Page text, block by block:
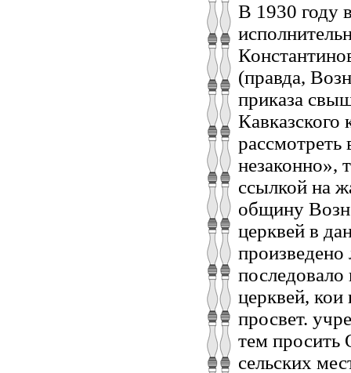
В 1930 году
(правда,
приказа
Кавказского
незаконно»,
ссылкой на
общину
церквей в
церквей,
просвет.
тем просить
сельских